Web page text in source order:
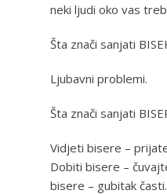
neki ljudi oko vas
Šta znači sanjati
Ljubavni problemi.
Šta znači sanjati
Vidjeti bisere –
Dobiti bisere –
bisere – gubitak